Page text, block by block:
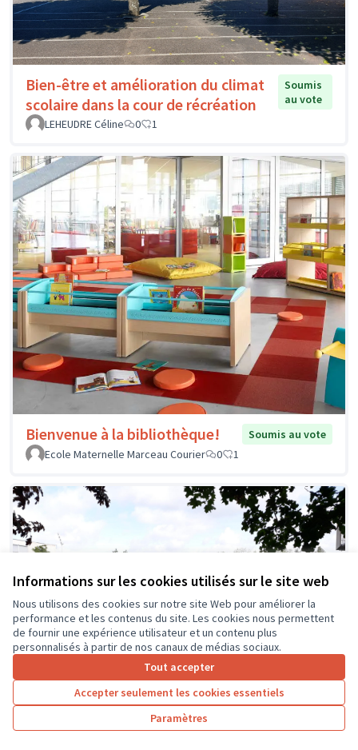
Informations sur les cookies utilisés sur le site web
Nous utilisons des cookies sur notre site Web pour améliorer la
performance et les contenus du site. Les cookies nous permettent
de fournir une expérience utilisateur et un contenu plus
personnalisés à partir de nos canaux de médias sociaux.
Tout accepter
Accepter seulement les cookies essentiels
Paramètres
Bien-être et amélioration du climat
scolaire dans la cour de récréation
Soumis
au vote
LEHEUDRE Céline
0 1
Bienvenue à la bibliothèque!
Soumis au vote
Ecole Maternelle Marceau Courier
0 1